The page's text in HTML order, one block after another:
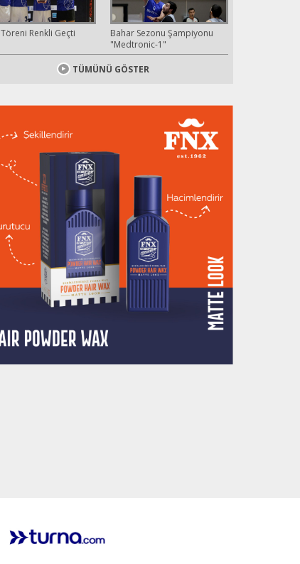
Renkli Geçti
Bahar Sezonu Şampiyonu
"Medtronic-1"
TÜMÜNÜ GÖSTER